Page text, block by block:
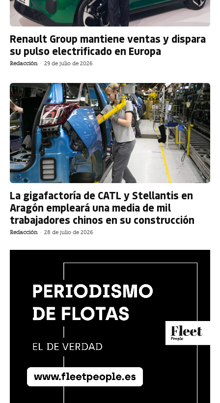
Renault Group mantiene ventas y dispara
su pulso electrificado en Europa
Redacción - 29 de julio de 2026
La gigafactoría de CATL y Stellantis en
Aragón empleará una media de mil
trabajadores chinos en su construcción
Redacción - 28 de julio de 2026